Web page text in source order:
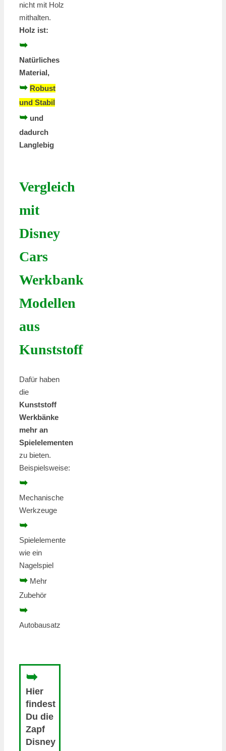
nicht mit Holz
mithalten.
Holz ist:
➥
Natürliches
Material,
➥ Robust
und Stabil
➥ und
dadurch
Langlebig
Vergleich
mit
Disney
Cars
Werkbank
Modellen
aus
Kunststoff
Dafür haben
die
Kunststoff
Werkbänke
mehr an
Spielelementen
zu bieten.
Beispielsweise:
➥
Mechanische
Werkzeuge
➥
Spielelemente
wie ein
Nagelspiel
➥ Mehr
Zubehör
➥
Autobausatz
➥
Hier
findest
Du die
Zapf
Disney